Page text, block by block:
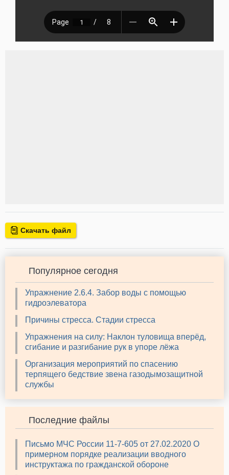
Скачать файл
Популярное сегодня
Упражнение 2.6.4. Забор воды с помощью
гидроэлеватора
Причины стресса. Стадии стресса
Упражнения на силу: Наклон туловища вперёд,
сгибание и разгибание рук в упоре лёжа
Организация мероприятий по спасению
терпящего бедствие звена газодымозащитной
службы
Последние файлы
Письмо МЧС России 11-7-605 от 27.02.2020 О
примерном порядке реализации вводного
инструктажа по гражданской обороне